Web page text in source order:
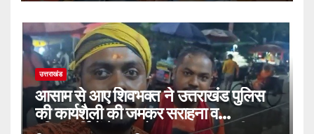
उत्तराखंड
आसाम से आए शिवभक्त ने उत्तराखंड पुलिस
की कार्यशैली की जमकर सराहना व